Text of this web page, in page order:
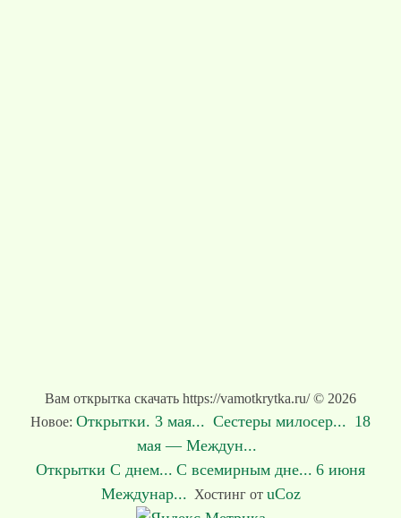
Вам открытка скачать https://vamotkrytka.ru/ © 2026
Новое: Открытки. 3 мая... Сестеры милосер... 18
мая — Междун...
Открытки С днем... С всемирным дне... 6 июня
Междунар... Хостинг от uCoz